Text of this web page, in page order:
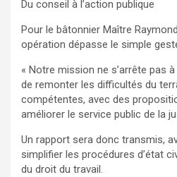
Du conseil à l’action publique
Pour le bâtonnier Maître
opération dépasse le simple
« Notre mission ne s’arrête pas
de remonter les difficultés du
compétentes, avec des
améliorer le service public de la
Un rapport sera donc transmis,
simplifier les procédures d’état
du droit du travail.